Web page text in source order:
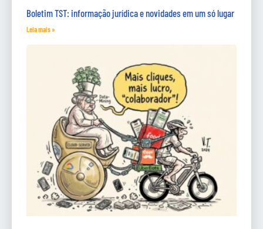
Boletim TST: informação jurídica e novidades em um só lugar
Leia mais »